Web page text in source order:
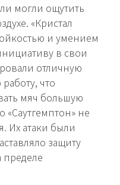
могли ощутить
«Кристал
и умением
в свои
отличную
что
мяч большую
«Саутгемптон» не
Их атаки были
защиту
пределе